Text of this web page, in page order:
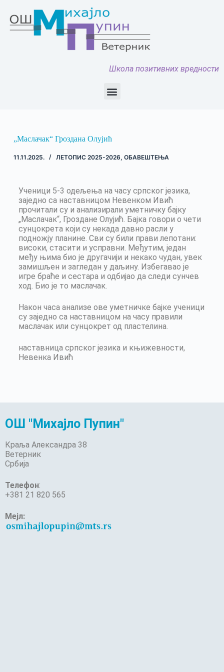
Школа позитивних вредности
„Маслачак“ Гроздана Олујић
11.11.2025. ЛЕТОПИС 2025-2026, ОБАВЕШТЕЊА
Ученици 5-3 одељења на часу српског језика,
заједно са наставницом Невенком Ивић
прочитали су и анализирали уметничку бајку
„Маслачак“, Гроздане Олујић. Бајка говори о чети
сунцокрета који су некада давно расли у
подножју планине. Сви су били прави лепотани:
високи, стасити и усправни. Међутим, један
међу њима био је другачији и некако чудан, увек
замишљен и загледан у даљину. Избегавао је
игре браће и сестара и одбијао да следи сунчев
ход. Био је то маслачак.
Након часа анализе ове уметничке бајке ученици
су заједно са наставницом на часу правили
маслачак или сунцокрет од пластелина.
наставница српског језика и књижевности,
Невенка Ивић
ОШ "Михајло Пупин"
Краља Александра 38
Ветерник
Србија
Телефон:
+381 21 820 565
Мејл: